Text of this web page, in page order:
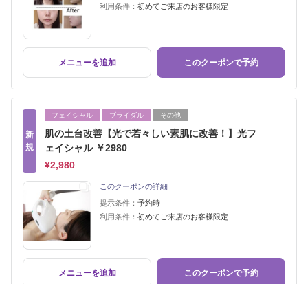
利用条件： 初めてご来店のお客様限定
メニューを追加 このクーポンで予約
新
規
フェイシャル ブライダル その他
肌の土台改善【光で若々しい素肌に改善！】光フ
ェイシャル ￥2980
¥2,980
このクーポンの詳細
提示条件： 予約時
利用条件： 初めてご来店のお客様限定
メニューを追加 このクーポンで予約